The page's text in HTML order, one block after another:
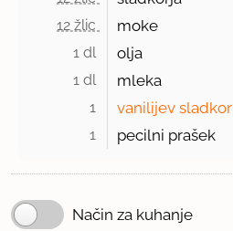
12 žlic moke
1 dl olja
1 dl mleka
1 vanilijev sladkor
1 pecilni prašek
Način za kuhanje